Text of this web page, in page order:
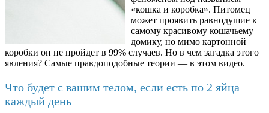
«кошка и коробка». Питомец
может проявить равнодушие к
самому красивому кошачьему
домику, но мимо картонной
коробки он не пройдет в 99% случаев. Но в чем загадка этого
явления? Самые правдоподобные теории — в этом видео.
Что будет с вашим телом, если есть по 2 яйца
каждый день